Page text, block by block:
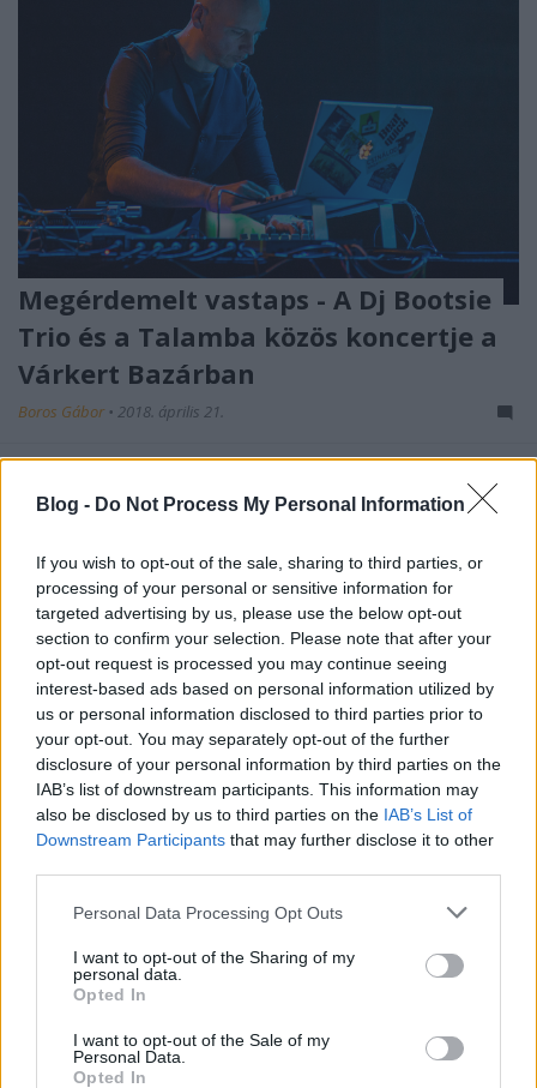
Blog - Do Not Process My Personal Information
If you wish to opt-out of the sale, sharing to third parties, or
processing of your personal or sensitive information for
targeted advertising by us, please use the below opt-out
section to confirm your selection. Please note that after your
opt-out request is processed you may continue seeing
interest-based ads based on personal information utilized by
us or personal information disclosed to third parties prior to
your opt-out. You may separately opt-out of the further
disclosure of your personal information by third parties on the
IAB’s list of downstream participants. This information may
also be disclosed by us to third parties on the IAB’s List of
Downstream Participants that may further disclose it to other
Please note that this website/app uses one or more Google
not limited to your visit or usage behaviour. You may click to
grant or deny consent to Google and its third-party tags to
use your data for below specified purposes in below Google
consent section.
Personal Data Processing Opt Outs
I want to opt-out of the Sharing of my
personal data.
Opted In
I want to opt-out of the Sale of my
Personal Data.
Opted In
Megérdemelt vastaps - A Dj Bootsie
Trio és a Talamba közös koncertje a
Várkert Bazárban
Boros Gábor • 2018. április 21.
Dj Bootsie több évtizede úttörő a hazai hip-hop és
elektronikus zenei szcénákban egyaránt. Az Árral